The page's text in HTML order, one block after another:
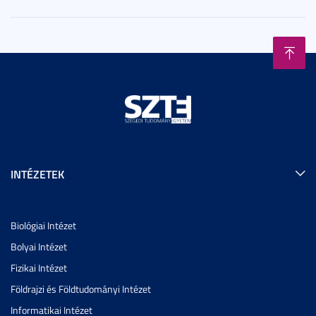
INTÉZETEK
Biológiai Intézet
Bolyai Intézet
Fizikai Intézet
Földrajzi és Földtudományi Intézet
Informatikai Intézet